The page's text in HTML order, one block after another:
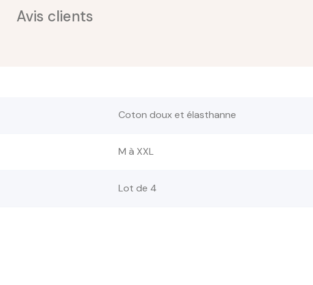
Avis clients
Coton doux et élasthanne
M à XXL
Lot de 4